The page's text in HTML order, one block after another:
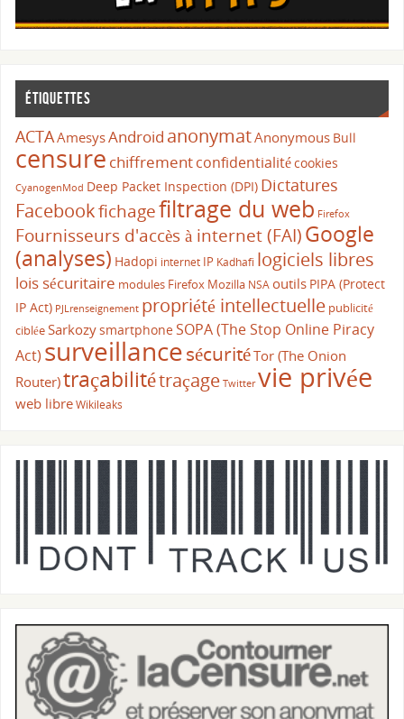
Étiquettes
ACTAAmesysAndroid anonymatAnonymous Bull
censure chiffrementconfidentialitécookies
CyanogenMod Deep Packet Inspection (DPI) Dictatures
Facebookfichagefiltrage du web Firefox
Fournisseurs d'accès à internet (FAI)Google
(analyses) Hadopi internet IP Kadhafi logiciels libres
lois sécuritaire modules Firefox Mozilla NSA outils PIPA (Protect
IP Act) PJLrenseignement propriété intellectuelle publicité
cibléeSarkozysmartphoneSOPA (The Stop Online Piracy
Act) surveillancesécuritéTor (The Onion
Router)traçabilitétraçage Twitter vie privée
web libreWikileaks